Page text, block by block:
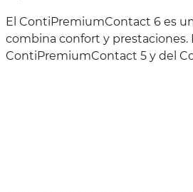
El ContiPremiumContact 6 es
combina confort y prestaciones.
ContiPremiumContact 5 y del